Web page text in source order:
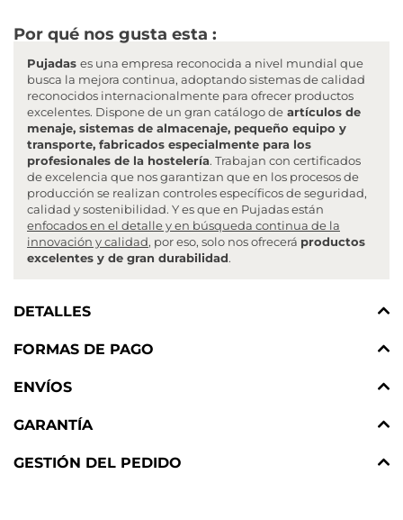
Por qué nos gusta esta :
Pujadas es una empresa reconocida a nivel mundial que
busca la mejora continua, adoptando sistemas de calidad
reconocidos internacionalmente para ofrecer productos
excelentes. Dispone de un gran catálogo de artículos de
menaje, sistemas de almacenaje, pequeño equipo y
transporte, fabricados especialmente para los
profesionales de la hostelería. Trabajan con certificados
de excelencia que nos garantizan que en los procesos de
producción se realizan controles específicos de seguridad,
calidad y sostenibilidad. Y es que en Pujadas están
enfocados en el detalle y en búsqueda continua de la
innovación y calidad, por eso, solo nos ofrecerá productos
excelentes y de gran durabilidad.
DETALLES
FORMAS DE PAGO
ENVÍOS
GARANTÍA
GESTIÓN DEL PEDIDO